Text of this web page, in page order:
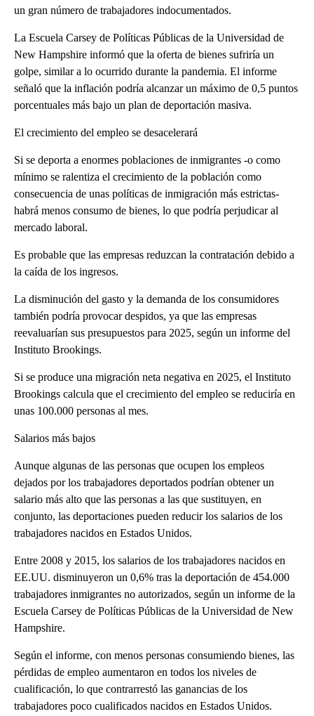
un gran número de trabajadores indocumentados.
La Escuela Carsey de Políticas Públicas de la Universidad de
New Hampshire informó que la oferta de bienes sufriría un
golpe, similar a lo ocurrido durante la pandemia. El informe
señaló que la inflación podría alcanzar un máximo de 0,5 puntos
porcentuales más bajo un plan de deportación masiva.
El crecimiento del empleo se desacelerará
Si se deporta a enormes poblaciones de inmigrantes -o como
mínimo se ralentiza el crecimiento de la población como
consecuencia de unas políticas de inmigración más estrictas-
habrá menos consumo de bienes, lo que podría perjudicar al
mercado laboral.
Es probable que las empresas reduzcan la contratación debido a
la caída de los ingresos.
La disminución del gasto y la demanda de los consumidores
también podría provocar despidos, ya que las empresas
reevaluarían sus presupuestos para 2025, según un informe del
Instituto Brookings.
Si se produce una migración neta negativa en 2025, el Instituto
Brookings calcula que el crecimiento del empleo se reduciría en
unas 100.000 personas al mes.
Salarios más bajos
Aunque algunas de las personas que ocupen los empleos
dejados por los trabajadores deportados podrían obtener un
salario más alto que las personas a las que sustituyen, en
conjunto, las deportaciones pueden reducir los salarios de los
trabajadores nacidos en Estados Unidos.
Entre 2008 y 2015, los salarios de los trabajadores nacidos en
EE.UU. disminuyeron un 0,6% tras la deportación de 454.000
trabajadores inmigrantes no autorizados, según un informe de la
Escuela Carsey de Políticas Públicas de la Universidad de New
Hampshire.
Según el informe, con menos personas consumiendo bienes, las
pérdidas de empleo aumentaron en todos los niveles de
cualificación, lo que contrarrestó las ganancias de los
trabajadores poco cualificados nacidos en Estados Unidos.